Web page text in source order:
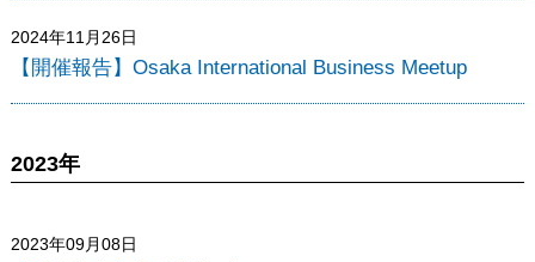
2024年11月26日
【開催報告】Osaka International Business Meetup
2023年
2023年09月08日